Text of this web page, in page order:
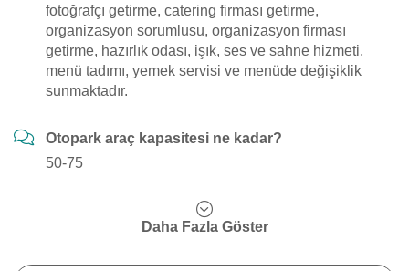
fotoğrafçı getirme, catering firması getirme,
organizasyon sorumlusu, organizasyon firması
getirme, hazırlık odası, işık, ses ve sahne hizmeti,
menü tadımı, yemek servisi ve menüde değişiklik
sunmaktadır.
Otopark araç kapasitesi ne kadar?
50-75
Daha Fazla Göster